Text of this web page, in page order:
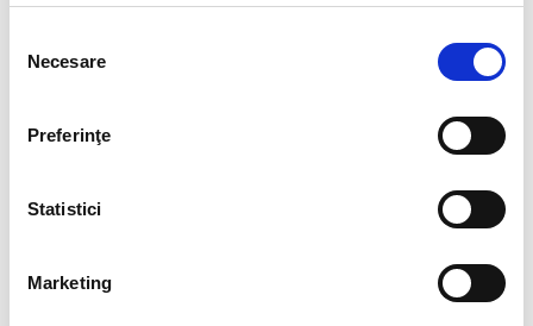
consimțământului
Necesare
Preferinţe
Statistici
Marketing
Furnizarea datelor dumneavoastră în acest scop este voluntară.
dumneavoastră în acest scop nu va avea urmări negative pentru
pentru rezolvarea plângerilor, reclamaţiilor şi pentru a
Temei: Prelucrarea datelor dumneavoastră pentru acest scop
asigura funcționarea corectă a Site-ului, precum și pentru a
îmbunătății permanent experiența vizitatorilor Site-ului, inclusiv